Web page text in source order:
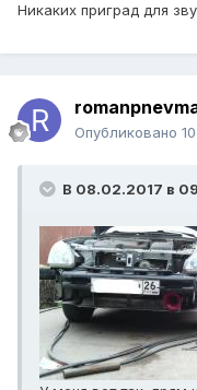
Никаких приград для
Опубликовано
В 08.02.2017 в